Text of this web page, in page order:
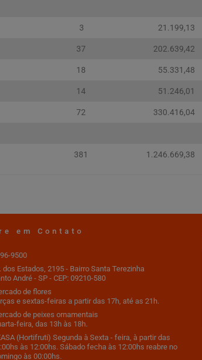
3 21.199,13
37 202.639,42
18 55.331,48
14 51.246,01
72 330.416,04
381 1.246.669,38
em Contato
9500
dos Estados, 2195 - Bairro Santa Terezinha
André - SP - CEP: 09210-580
de flores
e sextas-feiras a partir das 17h, até as 21h.
de peixes ornamentais
feira, das 13h às 18h.
(Hortifruti) Segunda à Sexta - feira, à partir das
às 12:00hs. Sábado fecha às 12:00hs reabre no
às 00:00hs.